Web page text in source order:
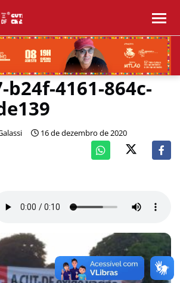
b24f-4161-864c-
16 de dezembro de 2020